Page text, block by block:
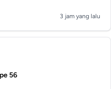
3 jam yang lalu
56